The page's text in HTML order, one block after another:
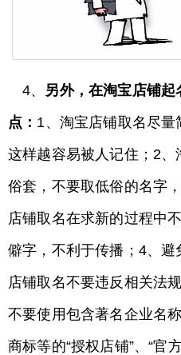
4、 另外，在淘宝店铺
点： 1、淘宝店铺取名尽量
这样越容易被人记住；2
俗套，不要取低俗的名字
店铺取名在求新的过程中
僻字，不利于传播；4、
店铺取名不要违反相关法
不要使用包含著名企业名
商标等的“授权店铺”、“官